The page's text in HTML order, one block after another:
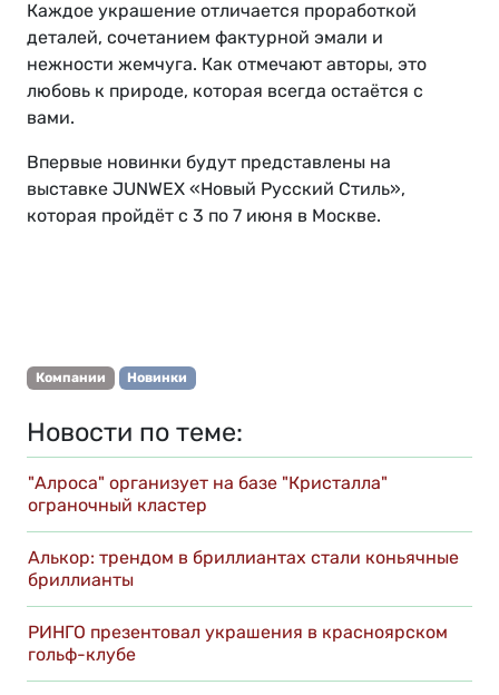
Каждое украшение отличается проработкой
деталей, сочетанием фактурной эмали и
нежности жемчуга. Как отмечают авторы, это
любовь к природе, которая всегда остаётся с
вами.
Впервые новинки будут представлены на
выставке JUNWEX «Новый Русский Стиль»,
которая пройдёт с 3 по 7 июня в Москве.
Компании Новинки
Новости по теме:
"Алроса" организует на базе "Кристалла"
ограночный кластер
Алькор: трендом в бриллиантах стали коньячные
бриллианты
РИНГО презентовал украшения в красноярском
гольф-клубе